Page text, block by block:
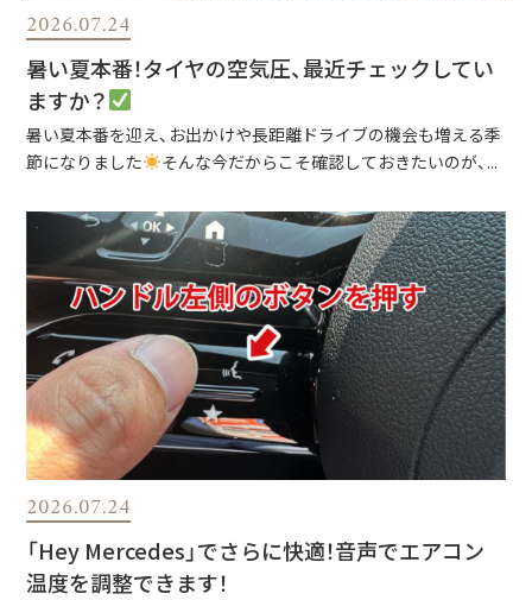
2026.07.24
暑い夏本番！タイヤの空気圧、最近チェックしてい
ますか？
暑い夏本番を迎え、お出かけや長距離ドライブの機会も増える季
節になりました
そんな今だからこそ確認しておきたいのが、...
2026.07.24
「Hey Mercedes」でさらに快適！音声でエアコン
温度を調整できます！